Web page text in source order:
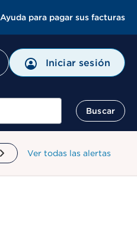
Ayuda para pagar sus facturas
Iniciar sesión
Buscar
Ver todas las alertas